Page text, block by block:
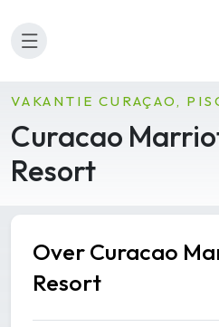
VAKANTIE CURAÇAO,
Curacao
Resort
Over Curacao
Resort